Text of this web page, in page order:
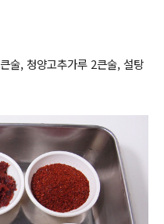
술, 청양고추가루 2큰술, 설탕